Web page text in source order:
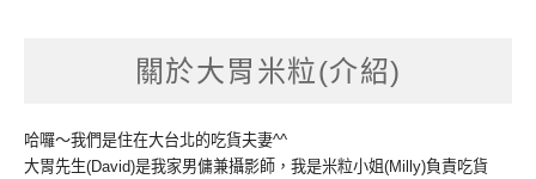
關於大胃米粒(介紹)
哈囉～我們是住在大台北的吃貨夫妻^^
大胃先生(David)是我家男傭兼攝影師，我是米粒小姐(Milly)負責吃貨